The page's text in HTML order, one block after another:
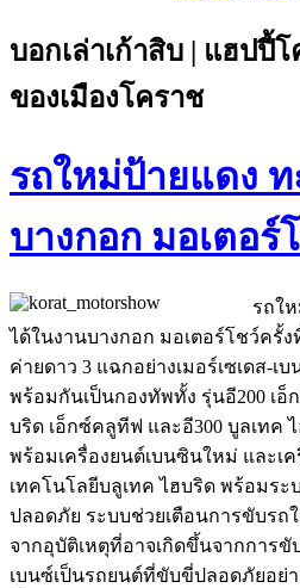
บอกเล่าเก้าสิบ | แฮปปี้
ของเมืองโคราช
รถใหม่ป้ายแดง
บางกอก มอเตอร์
รถใ
ได้ในงานบางกอก มอเตอร์โชว์ครั้ง
ค่ายดาว 3 แฉกอย่างเมอร์เซเดส-เ
พร้อมกันเป็นกองทัพทั้ง รุ่นอี200 เอ็
บริด เอ็กซ์คลูทีฟ และอี300 บูลเทค
พร้อมเครื่องยนต์เบนซินใหม่ และเ
เทคโนโลยีบลูเทค ไฮบริด พร้อมระ
ปลอดภัย ระบบช่วยเตือนการขับรถ
จากอุบัติเหตุที่อาจเกิดขึ้นจากการขั
เบนซ์เป็นรถยนต์ที่ขับขี่ปลอดภัยอย่